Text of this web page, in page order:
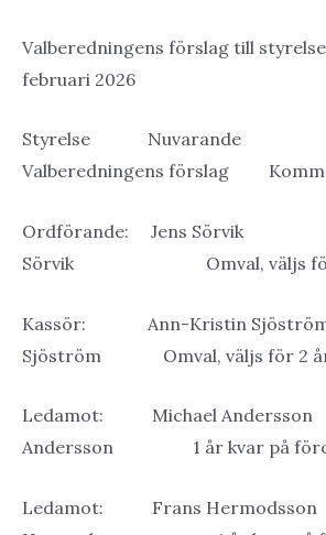
Valberedningens förslag till
februari 2026
Styrelse Nuvarande
Valberedningens förslag
Ordförande: Jens Sörvik
Sörvik Omval, väljs för
Kassör: Ann-Kristin Sjöström
Sjöström Omval, väljs för 2
Ledamot: Michael Andersson
Andersson 1 år kvar på
Ledamot: Frans